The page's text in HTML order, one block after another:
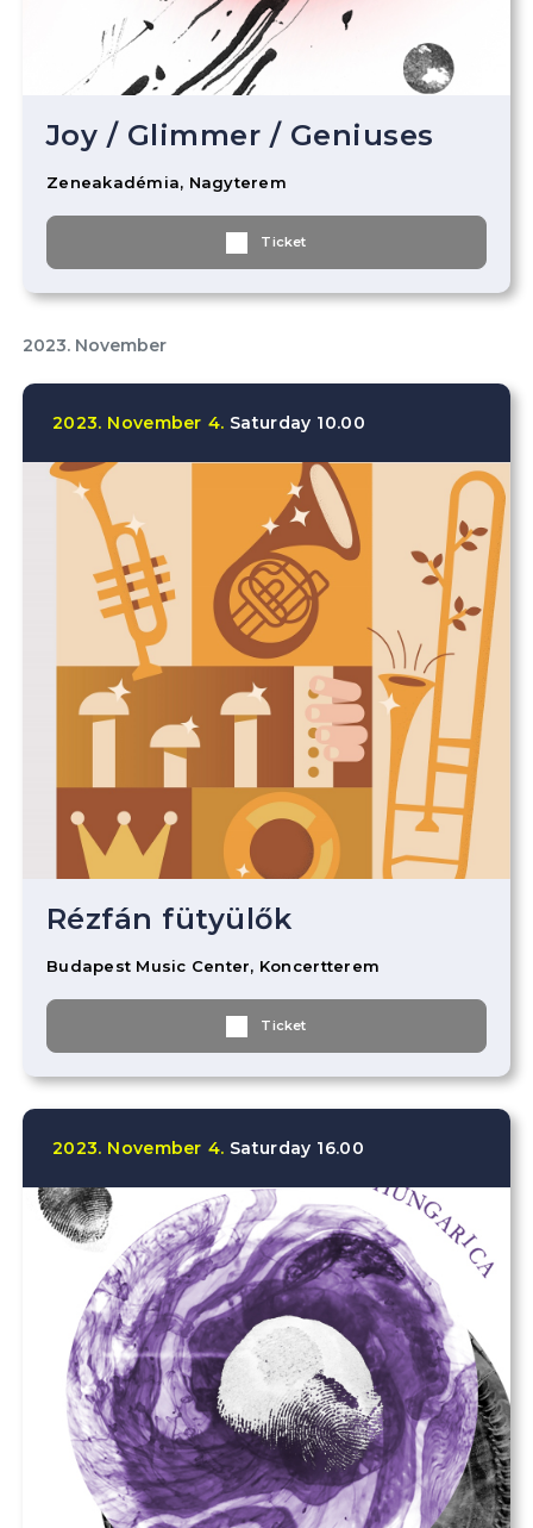
Joy /Glimmer /Geniuses
Zeneakadémia, Nagyterem
Ticket
2023. November
2023. November 4. Saturday 10.00
Rézfán fütyülők
Budapest Music Center, Koncertterem
Ticket
2023. November 4. Saturday 16.00